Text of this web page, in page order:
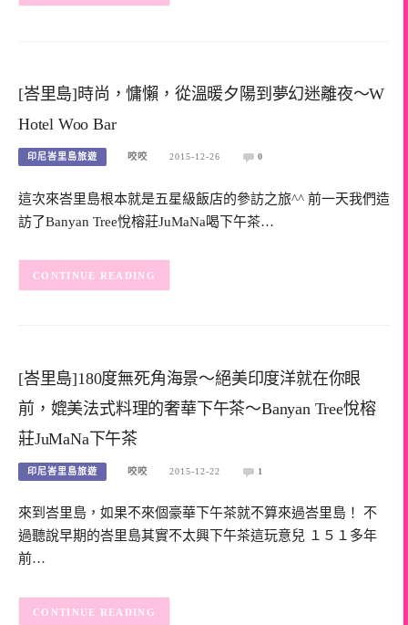
[峇里島]時尚，慵懶，從溫暖夕陽到夢幻迷離夜～W
Hotel Woo Bar
印尼峇里島旅遊 咬咬 2015-12-26 0
這次來峇里島根本就是五星級飯店的參訪之旅^^ 前一天我們造
訪了Banyan Tree悅榕莊JuMaNa喝下午茶…
CONTINUE READING
[峇里島]180度無死角海景～絕美印度洋就在你眼
前，媲美法式料理的奢華下午茶～Banyan Tree悅榕
莊JuMaNa下午茶
印尼峇里島旅遊 咬咬 2015-12-22 1
來到峇里島，如果不來個豪華下午茶就不算來過峇里島！ 不
過聽說早期的峇里島其實不太興下午茶這玩意兒 １５１多年
前…
CONTINUE READING